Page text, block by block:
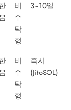
비
수
탁
형
3~10일
비
수
탁
형
즉시
(JitoSOL)